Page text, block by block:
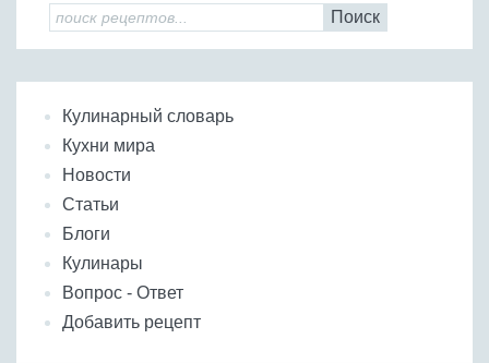
Поиск
Кулинарный словарь
Кухни мира
Новости
Статьи
Блоги
Кулинары
Вопрос - Ответ
Добавить рецепт